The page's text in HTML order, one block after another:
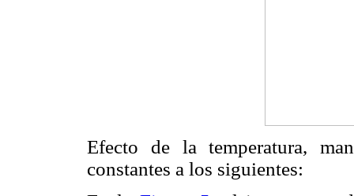
Efecto de la temperatura,
constantes a los siguientes: